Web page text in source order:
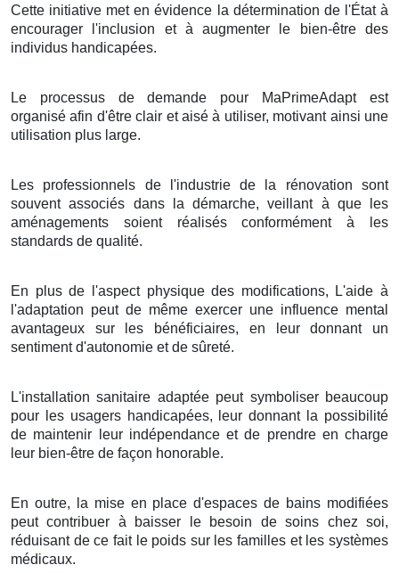
Cette initiative met en évidence la détermination de l'État à
encourager l'inclusion et à augmenter le bien-être des
individus handicapées.
Le processus de demande pour MaPrimeAdapt est
organisé afin d'être clair et aisé à utiliser, motivant ainsi une
utilisation plus large.
Les professionnels de l'industrie de la rénovation sont
souvent associés dans la démarche, veillant à que les
aménagements soient réalisés conformément à les
standards de qualité.
En plus de l'aspect physique des modifications, L'aide à
l'adaptation peut de même exercer une influence mental
avantageux sur les bénéficiaires, en leur donnant un
sentiment d'autonomie et de sûreté.
L'installation sanitaire adaptée peut symboliser beaucoup
pour les usagers handicapées, leur donnant la possibilité
de maintenir leur indépendance et de prendre en charge
leur bien-être de façon honorable.
En outre, la mise en place d'espaces de bains modifiées
peut contribuer à baisser le besoin de soins chez soi,
réduisant de ce fait le poids sur les familles et les systèmes
médicaux.